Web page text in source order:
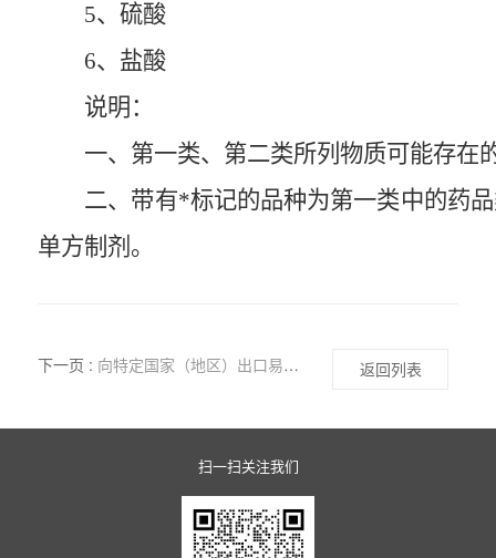
5、硫酸
6、盐酸
说明：
一、第一类、第二类所列物质可能存在
二、带有*标记的品种为第一类中的药
单方制剂。
下一页 : 向特定国家（地区）出口易制毒化学品暂行管理规定 返回列表
扫一扫关注我们